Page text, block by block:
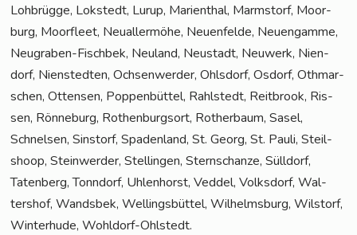
Loh­brüg­ge, Lok­stedt, Lurup, Mari­en­thal, Marmstorf, Moor­
burg, Moor­fleet, Neu­al­ler­mö­he, Neu­en­fel­de, Neu­en­gam­me,
Neu­gra­ben-Fisch­bek, Neu­land, Neu­stadt, Neu­werk, Nien­
dorf, Nien­sted­ten, Och­sen­wer­der, Ohls­dorf, Osdorf, Oth­mar­
schen, Otten­sen, Pop­pen­büt­tel, Rahl­stedt, Reit­brook, Ris­
sen, Rön­ne­burg, Rothen­burg­sort, Rother­baum, Sasel,
Schnel­sen, Sinstorf, Spa­den­land, St. Georg, St. Pau­li, Steil­
shoop, Stein­wer­der, Stel­lin­gen, Stern­schan­ze, Süll­dorf,
Taten­berg, Tonn­dorf, Uhlen­horst, Ved­del, Volks­dorf, Wal­
ters­hof, Wands­bek, Wel­lings­büt­tel, Wil­helms­burg, Wilstorf,
Win­ter­hu­de, Wohldorf-Ohlstedt.